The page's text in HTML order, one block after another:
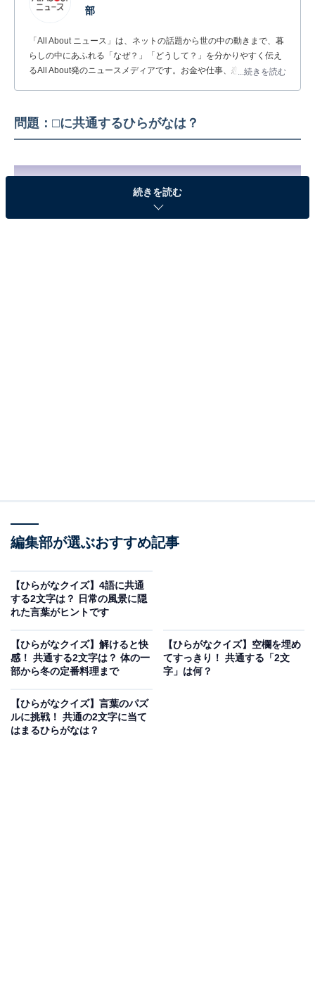
部
「All About ニュース」は、ネットの話題から世の中の動きまで、暮
らしの中にあふれる「なぜ？」「どうして？」を分かりやすく伝え
るAll About発のニュースメディアです。お金や仕事、恋愛、ITに関
...続きを読む
問題：□に共通するひらがなは？
次ページ
続きを読む
編集部が選ぶおすすめ記事
【ひらがなクイズ】4語に共通
する2文字は？ 日常の風景に隠
れた言葉がヒントです
【ひらがなクイズ】解けると快
感！ 共通する2文字は？ 体の一
部から冬の定番料理まで
【ひらがなクイズ】空欄を埋め
てすっきり！ 共通する「2文
字」は何？
【ひらがなクイズ】言葉のパズ
ルに挑戦！ 共通の2文字に当て
はまるひらがなは？